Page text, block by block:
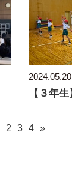
2024.05.20
2 3 4 »